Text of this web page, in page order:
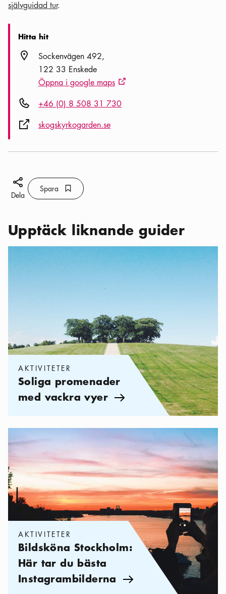
självguidad tur.
Hitta hit
Plats ikonSockenvägen 492
122 33 Enskede
Öppna i google maps Extern ikon
Telefon ikon+46 (0) 8 508 31 730
Extern ikonskogskyrkogarden.se
Dela ikon
Dela
Spara Bokmärke ikon
Spara
Upptäck liknande guider
Kategorier: Aktiviteter Soliga promenader med vackra vyer
AKTIVITETER
Soliga promenader
med vackra vyer Pil ikon
Kategorier: Aktiviteter Bildsköna Stockholm: Här tar du bästa
AKTIVITETER
Bildsköna Stockholm:
Här tar du bästa
Instagrambilderna Pil ikon